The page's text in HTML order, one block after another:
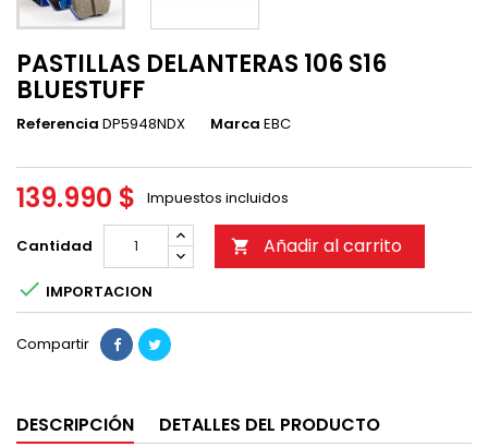
PASTILLAS DELANTERAS 106 S16
BLUESTUFF
Referencia DP5948NDX Marca EBC
139.990 $ Impuestos incluidos
Cantidad  Añadir al carrito
 IMPORTACION
Compartir
DESCRIPCIÓN DETALLES DEL PRODUCTO